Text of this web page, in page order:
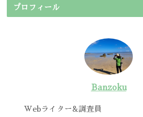
プロフィール
Banzoku
Webライター&調査員